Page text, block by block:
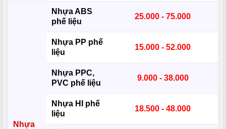
Nhựa
Nhựa ABS
phế liệu
25.000 - 75.000
Nhựa PP phế
liệu
15.000 - 52.000
Nhựa PPC,
PVC phế liệu
9.000 - 38.000
Nhựa HI phế
liệu
18.500 - 48.000